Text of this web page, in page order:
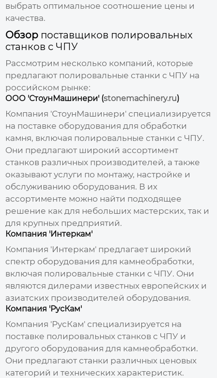
выбрать оптимальное соотношение цены и
качества.
Обзор поставщиков полировальных
станков с ЧПУ
Рассмотрим несколько компаний, которые
предлагают полировальные станки с ЧПУ на
российском рынке:
ООО 'СтоунМашинери' (stonemachinery.ru)
Компания 'СтоунМашинери' специализируется
на поставке оборудования для обработки
камня, включая полировальные станки с ЧПУ.
Они предлагают широкий ассортимент
станков различных производителей, а также
оказывают услуги по монтажу, настройке и
обслуживанию оборудования. В их
ассортименте можно найти подходящее
решение как для небольших мастерских, так и
для крупных предприятий.
Компания 'Интеркам'
Компания 'Интеркам' предлагает широкий
спектр оборудования для камнеобработки,
включая полировальные станки с ЧПУ. Они
являются дилерами известных европейских и
азиатских производителей оборудования.
Компания 'РусКам'
Компания 'РусКам' специализируется на
поставке полировальных станков с ЧПУ и
другого оборудования для камнеобработки.
Они предлагают станки различных ценовых
категорий и технических характеристик.